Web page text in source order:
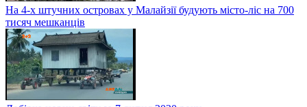
На 4-х штучних островах у Малайзії будують місто-ліс на 700
тисяч мешканців